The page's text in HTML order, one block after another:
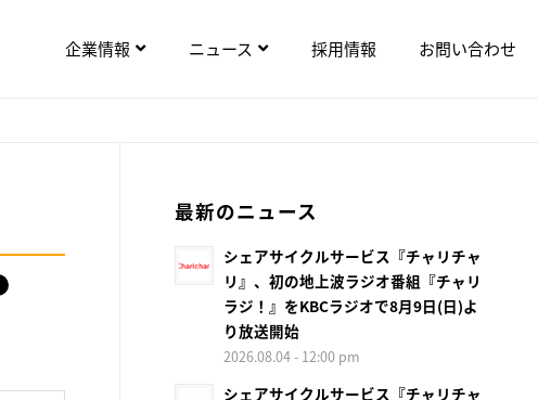
企業情報 ニュース 採用情報 お問い合わせ
最新のニュース
シェアサイクルサービス『チャリチャ
リ』、初の地上波ラジオ番組『チャリ
ラジ！』をKBCラジオで8月9日(日)よ
り放送開始
2026.08.04 - 12:00 pm
シェアサイクルサービス『チャリチャ